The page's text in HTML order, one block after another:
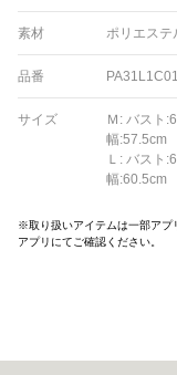
素材 ポリエステ
品番
サイズ
Ｍ: バスト
幅:57.5cm
Ｌ: バスト
幅:60.5cm
※取り扱いアイテムは一部アプ
アプリにてご確認ください。